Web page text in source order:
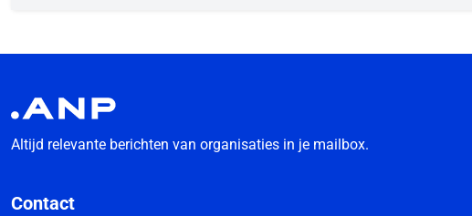
Altijd relevante berichten van organisaties in je mailbox.
Contact